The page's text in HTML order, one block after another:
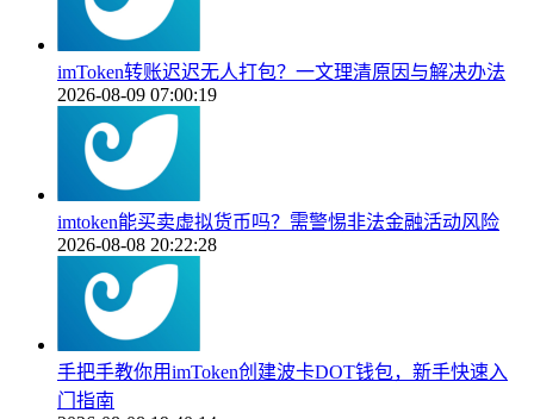
imToken转账迟迟无人打包？一文理清原因与解决办法
2026-08-09 07:00:19
imtoken能买卖虚拟货币吗？需警惕非法金融活动风险
2026-08-08 20:22:28
手把手教你用imToken创建波卡DOT钱包，新手快速入
门指南